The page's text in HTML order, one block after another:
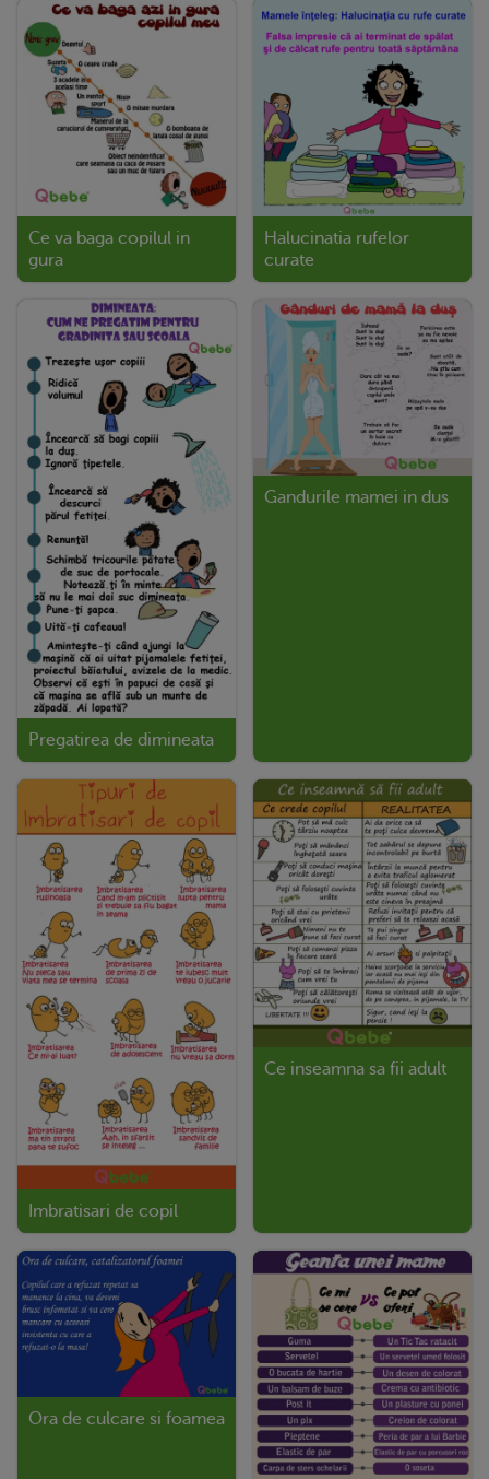
Ce va baga copilul in
gura
Halucinatia rufelor
curate
Pregatirea de dimineata
Gandurile mamei in dus
Imbratisari de copil
Ce inseamna sa fii adult
Ora de culcare si foamea